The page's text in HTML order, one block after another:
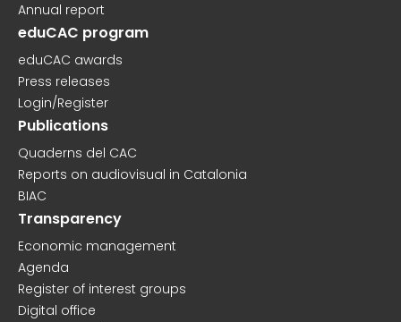
Annual report
eduCAC program
eduCAC awards
Press releases
Login/Register
Publications
Quaderns del CAC
Reports on audiovisual in Catalonia
BIAC
Transparency
Economic management
Agenda
Register of interest groups
Digital office